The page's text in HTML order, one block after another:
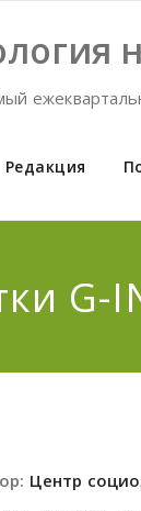
Редакция
G-
Центр